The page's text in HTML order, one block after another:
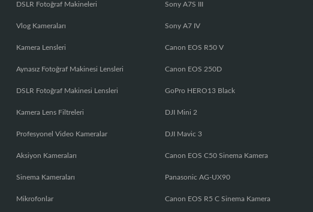
DSLR Fotoğraf Makineleri
Vlog Kameraları
Kamera Lensleri
Aynasız Fotoğraf Makinesi Lensleri
DSLR Fotoğraf Makinesi Lensleri
Kamera Lens Filtreleri
Profesyonel Video Kameralar
Aksiyon Kameraları
Sinema Kameraları
Mikrofonlar
Sony A7S III
Sony A7 IV
Canon EOS R50 V
Canon EOS 250D
GoPro HERO13 Black
DJI Mini 2
DJI Mavic 3
Canon EOS C50 Sinema Kamera
Panasonic AG-UX90
Canon EOS R5 C Sinema Kamera